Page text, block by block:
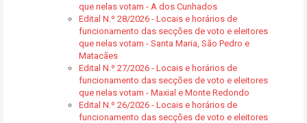
que nelas votam - A dos Cunhados
Edital N.º 28/2026 - Locais e horários de
funcionamento das secções de voto e eleitores
que nelas votam - Santa Maria, São Pedro e
Matacães
Edital N.º 27/2026 - Locais e horários de
funcionamento das secções de voto e eleitores
que nelas votam - Maxial e Monte Redondo
Edital N.º 26/2026 - Locais e horários de
funcionamento das secções de voto e eleitores